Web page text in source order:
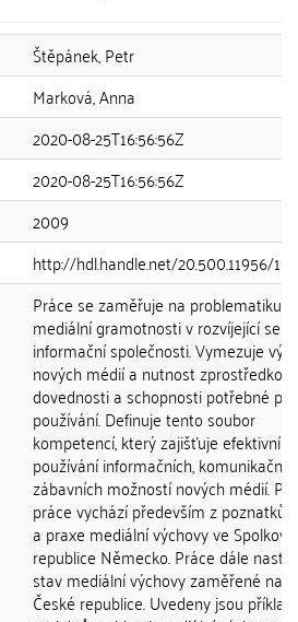
Štěpánek, Petr
Marková, Anna
2020-08-25T16:56:56Z
2020-08-25T16:56:56Z
2009
http://hdl.handle.net/20.500.11956/
Práce se zaměřuje na problematiku
mediální gramotnosti v rozvíjející se
informační společnosti. Vymezuje
nových médií a nutnost
dovednosti a schopnosti potřebné
používání. Definuje tento soubor
kompetencí, který zajišťuje efektivní
používání informačních,
zábavních možností nových médií.
práce vychází především z poznatků
a praxe mediální výchovy ve Spolkové
republice Německo. Práce dále
stav mediální výchovy zaměřené na
České republice. Uvedeny jsou